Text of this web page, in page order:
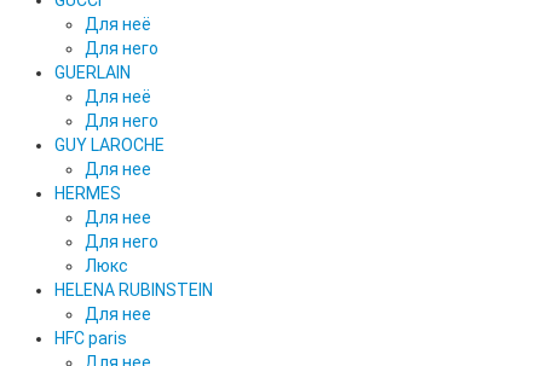
Для неё
Для него
GUERLAIN
Для неё
Для него
GUY LAROCHE
Для нее
HERMES
Для нее
Для него
Люкс
HELENA RUBINSTEIN
Для нее
HFC paris